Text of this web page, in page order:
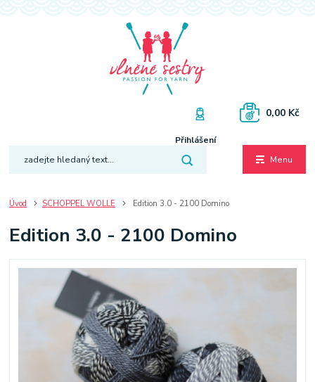
Menu
Přihlášení
0,00 Kč
Úvod SCHOPPEL WOLLE Edition 3.0 - 2100 Domino
Edition 3.0 - 2100 Domino